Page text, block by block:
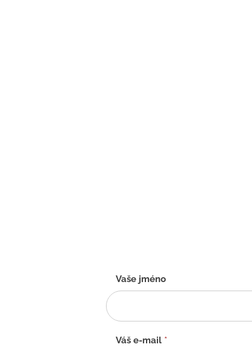
Kontaktní
formulář
-
CZ
Vaše jméno
Váš e-mail *